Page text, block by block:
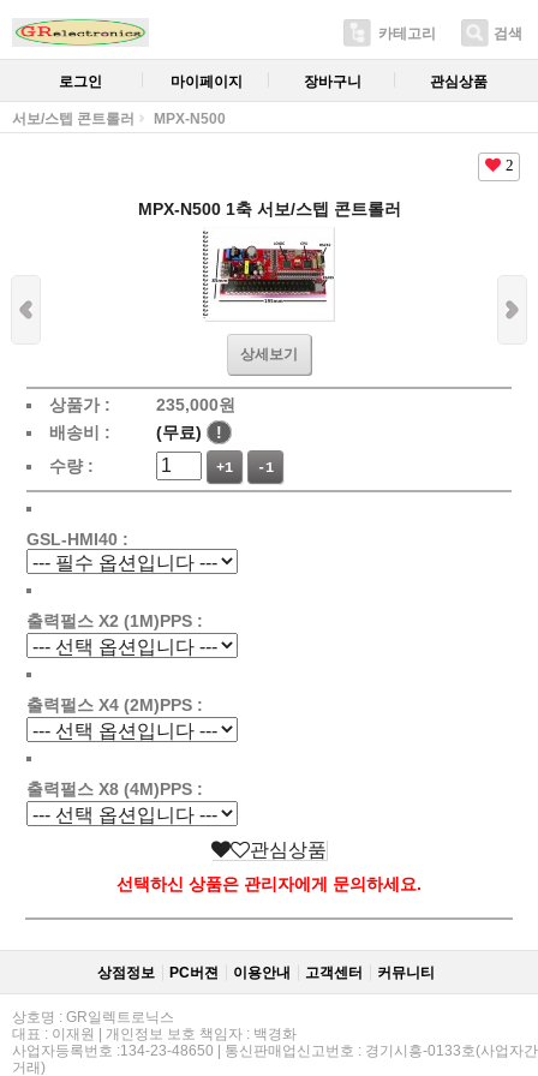
카테고리 검색
로그인 마이페이지 장바구니 관심상품
서보/스텝 콘트롤러 MPX-N500
2
MPX-N500 1축 서보/스텝 콘트롤러
상세보기
상품가 :
235,000원
배송비 :
(무료)
!
수량 :
+1 -1
GSL-HMI40 :
출력펄스 X2 (1M)PPS :
출력펄스 X4 (2M)PPS :
출력펄스 X8 (4M)PPS :
관심상품
선택하신 상품은 관리자에게 문의하세요.
상점정보 PC버젼 이용안내 고객센터 커뮤니티
상호명 : GR일렉트로닉스
대표 : 이재원 | 개인정보 보호 책임자 : 백경화
사업자등록번호 :134-23-48650 | 통신판매업신고번호 : 경기시흥-0133호(사업자간
거래)